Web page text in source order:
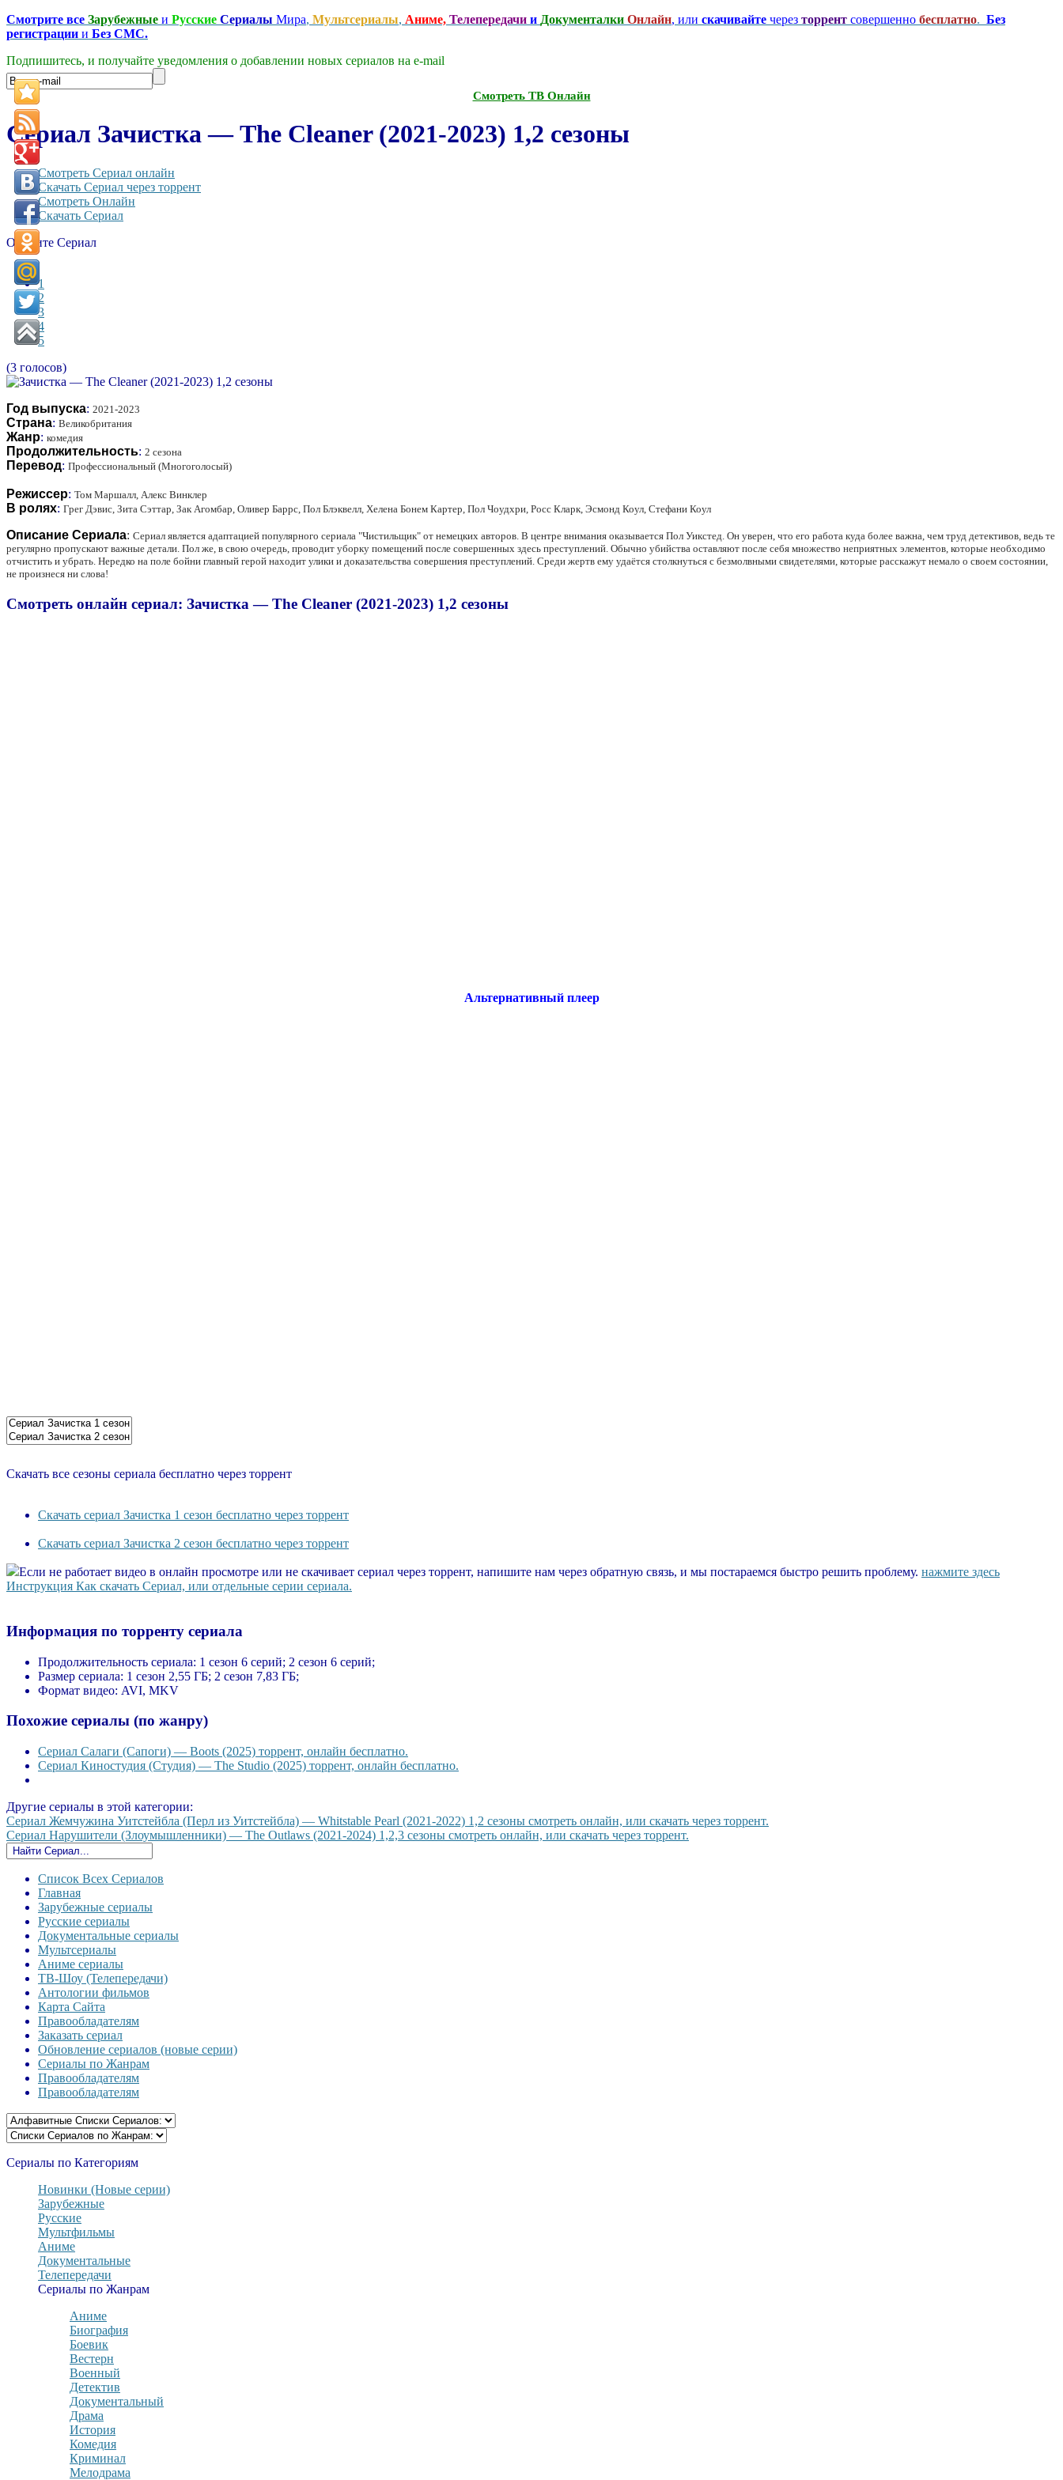
Смотрите все Зарубежные и Русские Сериалы Мира, Мультсериалы, Аниме, Телепередачи и Документалки Онлайн, или скачивайте через торрент совершенно бесплатно. Без
регистрации и Без СМС.
Подпишитесь, и получайте уведомления о добавлении новых сериалов на e-mаil
Смотреть ТВ Онлайн
Сериал Зачистка — The Cleaner (2021-2023) 1,2 сезоны
Смотреть Сериал онлайн
Скачать Сериал через торрент
Смотреть Онлайн
Скачать Сериал
Оцените Сериал
1
2
3
4
5
(3 голосов)
Год выпуска: 2021-2023
Страна: Великобритания
Жанр: комедия
Продолжительность: 2 сезона
Перевод: Профессиональный (Многоголосый)
Режиссер: Том Маршалл, Алекс Винклер
В ролях: Грег Дэвис, Зита Сэттар, Зак Агомбар, Оливер Баррс, Пол Блэквелл, Хелена Бонем Картер, Пол Чоудхри, Росс Кларк, Эсмонд Коул, Стефани Коул
Описание Сериала: Сериал является адаптацией популярного сериала "Чистильщик" от немецких авторов. В центре внимания оказывается Пол Уикстед. Он уверен, что его работа куда более важна, чем труд детективов, ведь те
регулярно пропускают важные детали. Пол же, в свою очередь, проводит уборку помещений после совершенных здесь преступлений. Обычно убийства оставляют после себя множество неприятных элементов, которые необходимо
отчистить и убрать. Нередко на поле бойни главный герой находит улики и доказательства совершения преступлений. Среди жертв ему удаётся столкнуться с безмолвными свидетелями, которые расскажут немало о своем состоянии,
не произнеся ни слова!
Смотреть онлайн сериал: Зачистка — The Cleaner (2021-2023) 1,2 сезоны
Альтернативный плеер
Скачать все сезоны сериала бесплатно через торрент
Скачать сериал Зачистка 1 сезон бесплатно через торрент
Скачать сериал Зачистка 2 сезон бесплатно через торрент
Если не работает видео в онлайн просмотре или не скачивает сериал через торрент, напишите нам через обратную связь, и мы постараемся быстро решить проблему. нажмите здесь
Инструкция Как скачать Сериал, или отдельные серии сериала.
Информация по торренту сериала
Продолжительность сериала: 1 сезон 6 серий; 2 сезон 6 серий;
Размер сериала: 1 сезон 2,55 ГБ; 2 сезон 7,83 ГБ;
Формат видео: AVI, MKV
Похожие сериалы (по жанру)
Сериал Салаги (Сапоги) — Boots (2025) торрент, онлайн бесплатно.
Сериал Киностудия (Студия) — The Studio (2025) торрент, онлайн бесплатно.
Другие сериалы в этой категории:
Сериал Жемчужина Уитстейбла (Перл из Уитстейбла) — Whitstable Pearl (2021-2022) 1,2 сезоны смотреть онлайн, или скачать через торрент.
Сериал Нарушители (Злоумышленники) — The Outlaws (2021-2024) 1,2,3 сезоны смотреть онлайн, или скачать через торрент.
Список Всех Сериалов
Главная
Зарубежные сериалы
Русские сериалы
Документальные сериалы
Мультсериалы
Аниме сериалы
ТВ-Шоу (Телепередачи)
Антологии фильмов
Карта Сайта
Правообладателям
Заказать сериал
Обновление сериалов (новые серии)
Сериалы по Жанрам
Правообладателям
Правообладателям
Сериалы по Категориям
Новинки (Новые серии)
Зарубежные
Русские
Мультфильмы
Аниме
Документальные
Телепередачи
Сериалы по Жанрам
Аниме
Биография
Боевик
Вестерн
Военный
Детектив
Документальный
Драма
История
Комедия
Криминал
Мелодрама